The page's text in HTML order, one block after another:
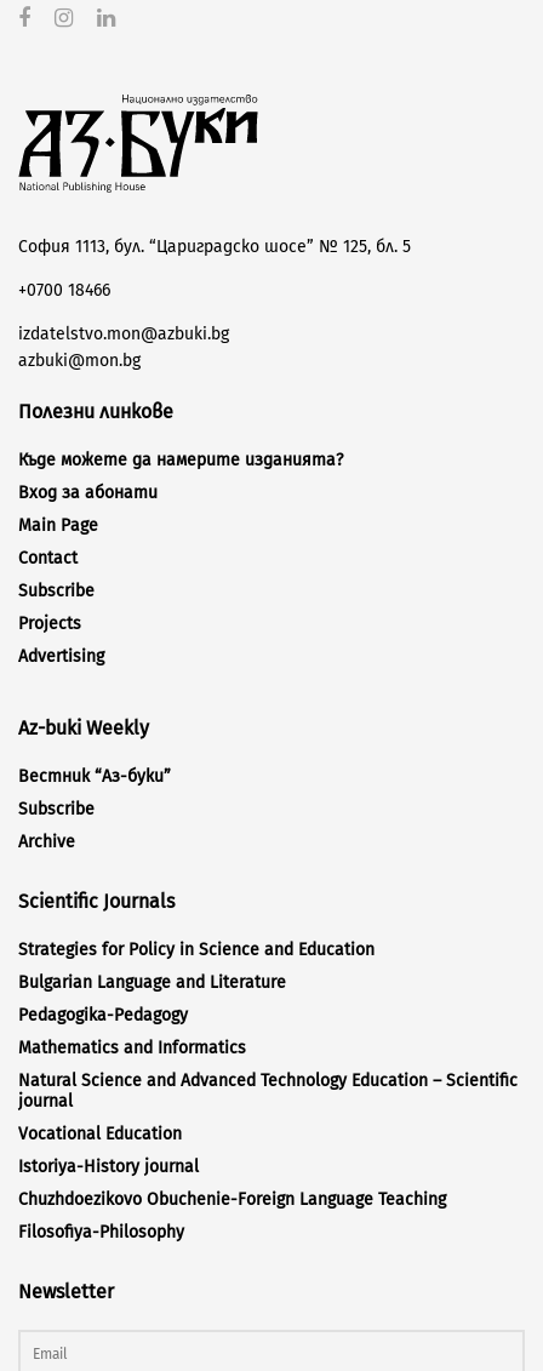
София 1113, бул. “Цариградско шосе” № 125, бл. 5
+0700 18466
izdatelstvo.mon@azbuki.bg
azbuki@mon.bg
Полезни линкове
Къде можете да намерите изданията?
Вход за абонати
Main Page
Contact
Subscribe
Projects
Advertising
Az-buki Weekly
Вестник “Аз-буки”
Subscribe
Archive
Scientific Journals
Strategies for Policy in Science and Education
Bulgarian Language and Literature
Pedagogika-Pedagogy
Mathematics and Informatics
Natural Science and Advanced Technology Education – Scientific
journal
Vocational Education
Istoriya-History journal
Chuzhdoezikovo Obuchenie-Foreign Language Teaching
Filosofiya-Philosophy
Newsletter